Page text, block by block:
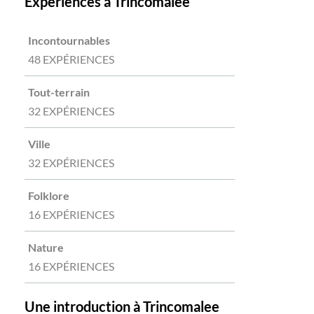
Incontournables
48 EXPÉRIENCES
Tout-terrain
32 EXPÉRIENCES
Ville
32 EXPÉRIENCES
Folklore
16 EXPÉRIENCES
Nature
16 EXPÉRIENCES
Une introduction à Trincomalee